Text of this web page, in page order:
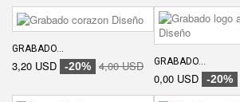
GRABADO...
3,20 USD -20% 4,00 USD GRABADO...
0,00 USD -20%